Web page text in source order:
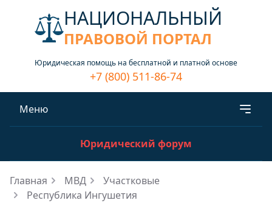
НАЦИОНАЛЬНЫЙ
ПРАВОВОЙ ПОРТАЛ
Юридическая помощь на бесплатной и платной основе
+7 (800) 511-86-74
Меню
Юридический форум
Главная МВД
Участковые
Республика Ингушетия